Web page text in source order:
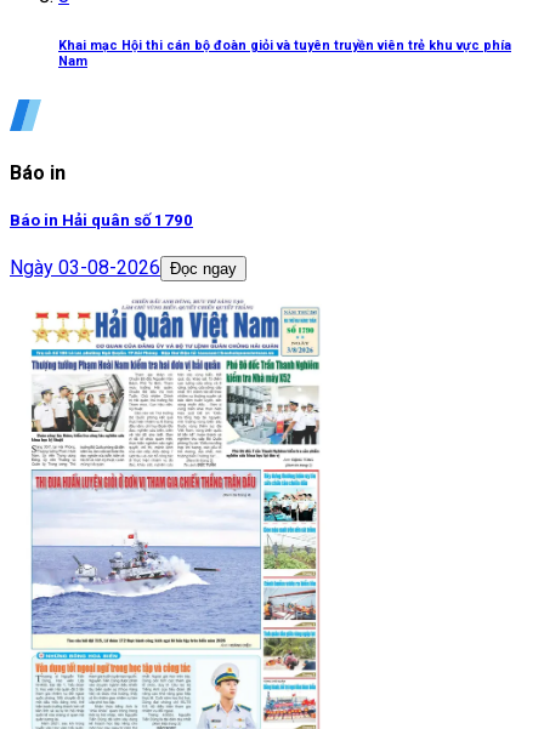
Khai mạc Hội thi cán bộ đoàn giỏi và tuyên truyền viên trẻ khu vực phía
Nam
Báo in
Báo in Hải quân số 1790
Ngày 03-08-2026 Đọc ngay